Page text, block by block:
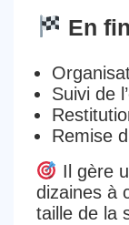
En
Suivi de
Remise
Il gère
dizaines à
taille de la